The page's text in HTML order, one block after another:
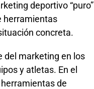
deportivo “puro”
herramientas
concreta.
del marketing en los
y atletas. En el
de